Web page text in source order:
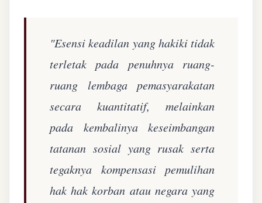
"Esensi keadilan yang hakiki tidak
terletak pada penuhnya ruang-
ruang lembaga pemasyarakatan
secara kuantitatif, melainkan
pada kembalinya keseimbangan
tatanan sosial yang rusak serta
tegaknya kompensasi pemulihan
hak hak korban atau negara yang